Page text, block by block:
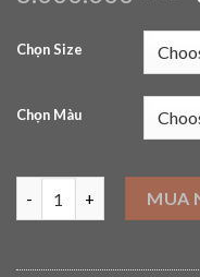
Chọn Size
Chọn Màu
MUA